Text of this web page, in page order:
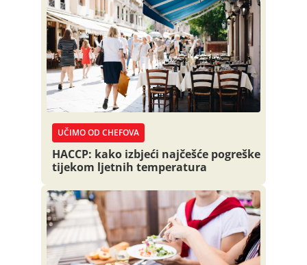
UČIMO OD CHEFOVA
HACCP: kako izbjeći najčešće pogreške
tijekom ljetnih temperatura